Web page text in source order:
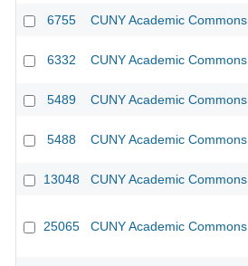
6755 CUNY Academic Commons
6332 CUNY Academic Commons
5489 CUNY Academic Commons
5488 CUNY Academic Commons
13048 CUNY Academic Commons
25065 CUNY Academic Commons